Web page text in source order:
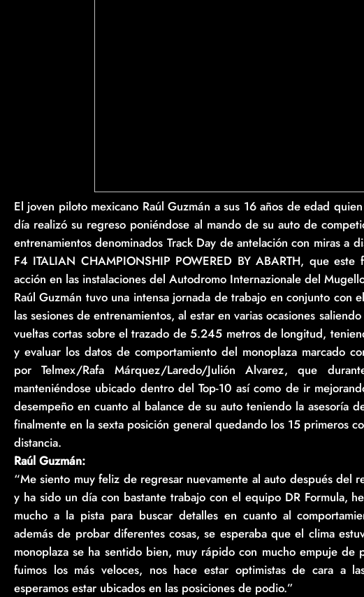
El joven piloto mexicano Raúl Guzmán a sus 16 años de edad
día realizó su regreso poniéndose al mando de su auto de
entrenamientos denominados Track Day de antelación con miras
F4 ITALIAN CHAMPIONSHIP POWERED BY ABARTH, que
acción en las instalaciones del Autodromo Internazionale del
Raúl Guzmán tuvo una intensa jornada de trabajo en conjunto
las sesiones de entrenamientos, al estar en varias ocasiones
vueltas cortas sobre el trazado de 5.245 metros de longitud,
y evaluar los datos de comportamiento del monoplaza marcado
por Telmex/Rafa Márquez/Laredo/Julión Alvarez, que
manteniéndose ubicado dentro del Top-10 así como de ir
desempeño en cuanto al balance de su auto teniendo la asesoría
finalmente en la sexta posición general quedando los 15 primeros
distancia.
Raúl Guzmán:
“Me siento muy feliz de regresar nuevamente al auto después del
y ha sido un día con bastante trabajo con el equipo DR Formula,
mucho a la pista para buscar detalles en cuanto al
además de probar diferentes cosas, se esperaba que el clima
monoplaza se ha sentido bien, muy rápido con mucho empuje
fuimos los más veloces, nos hace estar optimistas de cara a
esperamos estar ubicados en las posiciones de podio.”